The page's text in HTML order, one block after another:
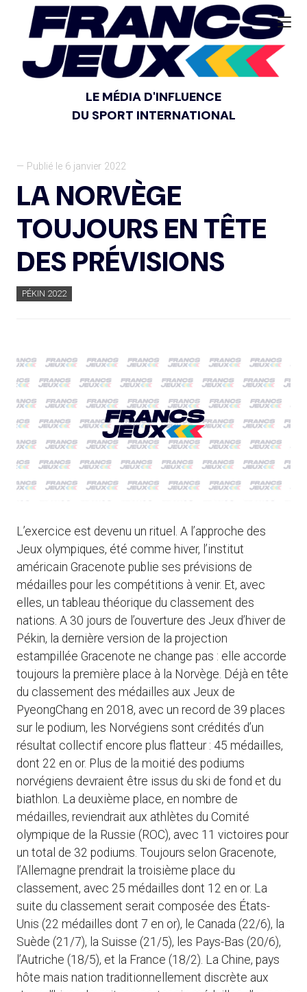
LE MÉDIA D'INFLUENCE
DU SPORT INTERNATIONAL
— Publié le 6 janvier 2022
LA NORVÈGE
TOUJOURS EN TÊTE
DES PRÉVISIONS
PÉKIN 2022
L’exercice est devenu un rituel. A l’approche des
Jeux olympiques, été comme hiver, l’institut
américain Gracenote publie ses prévisions de
médailles pour les compétitions à venir. Et, avec
elles, un tableau théorique du classement des
nations. A 30 jours de l’ouverture des Jeux d’hiver de
Pékin, la dernière version de la projection
estampillée Gracenote ne change pas : elle accorde
toujours la première place à la Norvège. Déjà en tête
du classement des médailles aux Jeux de
PyeongChang en 2018, avec un record de 39 places
sur le podium, les Norvégiens sont crédités d’un
résultat collectif encore plus flatteur : 45 médailles,
dont 22 en or. Plus de la moitié des podiums
norvégiens devraient être issus du ski de fond et du
biathlon. La deuxième place, en nombre de
médailles, reviendrait aux athlètes du Comité
olympique de la Russie (ROC), avec 11 victoires pour
un total de 32 podiums. Toujours selon Gracenote,
l’Allemagne prendrait la troisième place du
classement, avec 25 médailles dont 12 en or. La
suite du classement serait composée des États-
Unis (22 médailles dont 7 en or), le Canada (22/6), la
Suède (21/7), la Suisse (21/5), les Pays-Bas (20/6),
l’Autriche (18/5), et la France (18/2). La Chine, pays
hôte mais nation traditionnellement discrète aux